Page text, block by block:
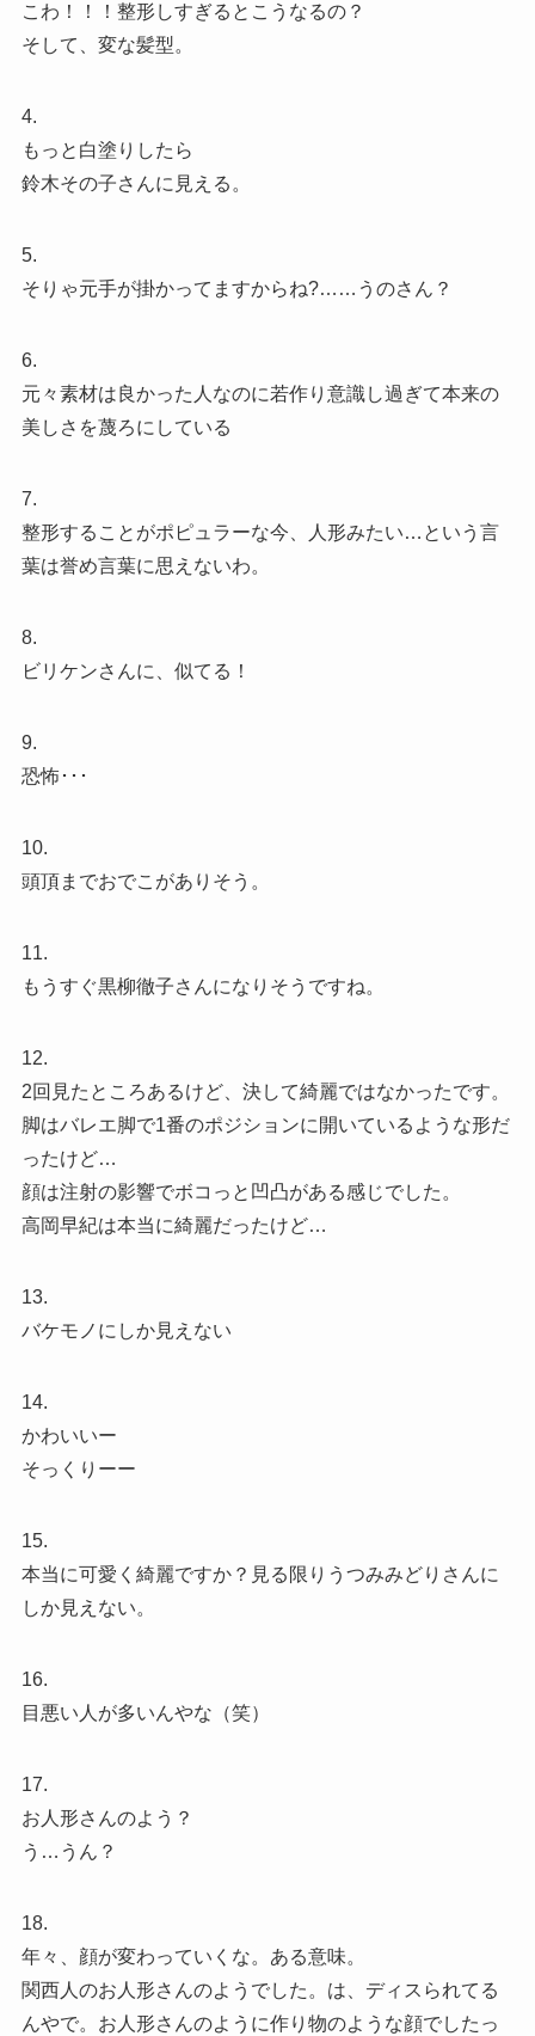
こわ！！！整形しすぎるとこうなるの？
そして、変な髪型。
4.
もっと白塗りしたら
鈴木その子さんに見える。
5.
そりゃ元手が掛かってますからね?……うのさん？
6.
元々素材は良かった人なのに若作り意識し過ぎて本来の
美しさを蔑ろにしている
7.
整形することがポピュラーな今、人形みたい…という言
葉は誉め言葉に思えないわ。
8.
ビリケンさんに、似てる！
9.
恐怖･･･
10.
頭頂までおでこがありそう。
11.
もうすぐ黒柳徹子さんになりそうですね。
12.
2回見たところあるけど、決して綺麗ではなかったです。
脚はバレエ脚で1番のポジションに開いているような形だ
ったけど…
顔は注射の影響でボコっと凹凸がある感じでした。
高岡早紀は本当に綺麗だったけど…
13.
バケモノにしか見えない
14.
かわいいー
そっくりーー
15.
本当に可愛く綺麗ですか？見る限りうつみみどりさんに
しか見えない。
16.
目悪い人が多いんやな（笑）
17.
お人形さんのよう？
う…うん？
18.
年々、顔が変わっていくな。ある意味。
関西人のお人形さんのようでした。は、ディスられてる
んやで。お人形さんのように作り物のような顔でしたっ